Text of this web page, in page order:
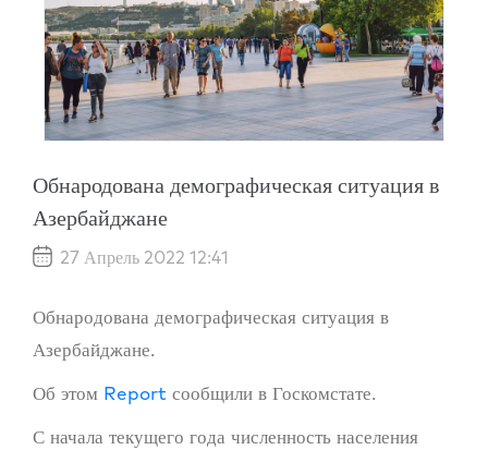
Обнародована демографическая ситуация в
Азербайджане
27 Апрель 2022 12:41
Обнародована демографическая ситуация в
Азербайджане.
Об этом Report сообщили в Госкомстате.
С начала текущего года численность населения